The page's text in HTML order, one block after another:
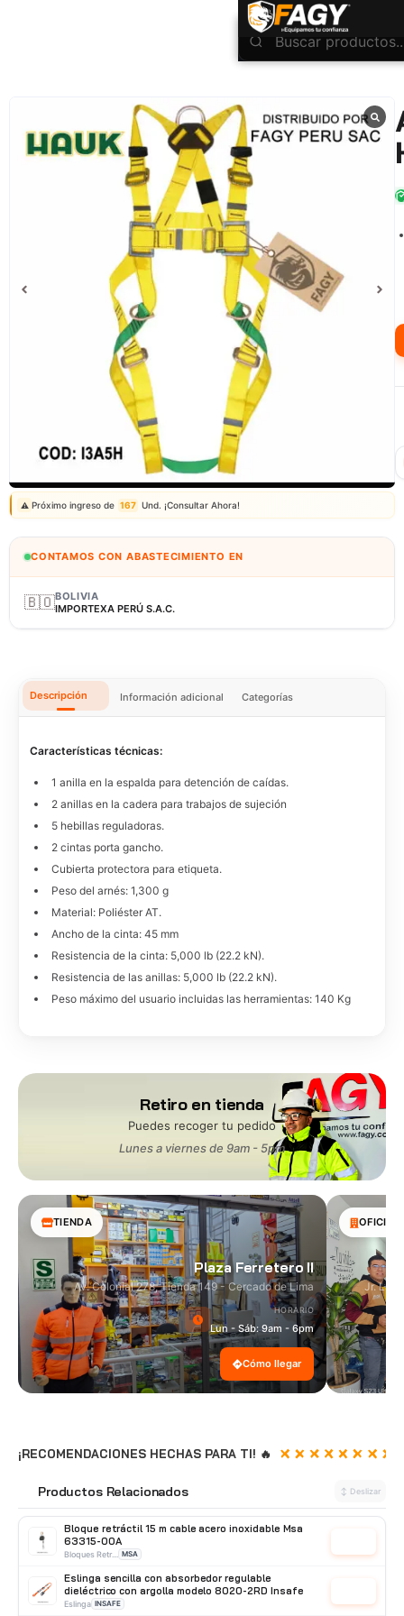
Protección Anti-Caídas Arnes de seguridad / Arnés 3 anillas 5 hebillas HAUK I3A5H
Correo: ventas@fagy.com.pe (01) 6371882 - 915 330 639
⚠️ Próximo ingreso de 167 Und. ¡Consultar Ahora!
CONTAMOS CON ABASTECIMIENTO EN
🇧🇴BOLIVIA
IMPORTEXA PERÚ S.A.C.
Descripción Información adicional Categorías
Características técnicas:
1 anilla en la espalda para detención de caídas.
2 anillas en la cadera para trabajos de sujeción
5 hebillas reguladoras.
2 cintas porta gancho.
Cubierta protectora para etiqueta.
Peso del arnés: 1,300 g
Material: Poliéster AT.
Ancho de la cinta: 45 mm
Resistencia de la cinta: 5,000 lb (22.2 kN).
Resistencia de las anillas: 5,000 lb (22.2 kN).
Peso máximo del usuario incluidas las herramientas: 140 Kg
Retiro en tienda
Puedes recoger tu pedido
Lunes a viernes de 9am - 5pm
TIENDA
Plaza Ferretero II
Av. Colonial 278, Tienda 149 - Cercado de Lima
HORARIO
Lun - Sáb: 9am - 6pm
Cómo llegar
OFICINA
Jr. Las
¡RECOMENDACIONES HECHAS PARA TI! 🔥
Productos Relacionados ↕ Deslizar
Bloque retráctil 15 m cable acero inoxidable Msa
63315-00A
MSA
Eslinga sencilla con absorbedor regulable
dieléctrico con argolla modelo 8020-2RD Insafe
Eslinga INSAFE